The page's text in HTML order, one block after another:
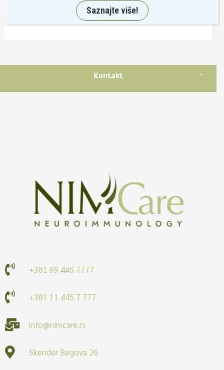
Kontakt
+381 69 445 7777
+381 11 445 7 777
info@nimcare.rs
Skender Begova 26
Saznajte više!